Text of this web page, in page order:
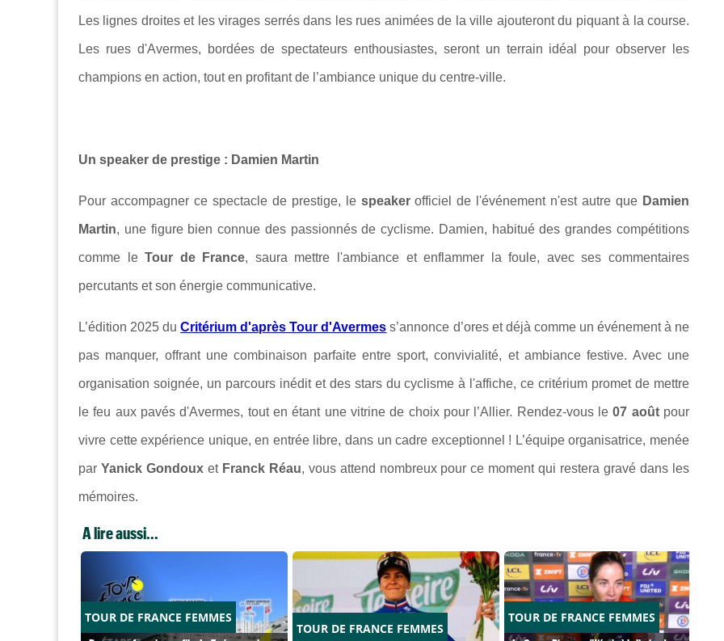
Les lignes droites et les virages serrés dans les rues animées de la ville ajouteront du piquant à la course.
Les rues d'Avermes, bordées de spectateurs enthousiastes, seront un terrain idéal pour observer les
champions en action, tout en profitant de l’ambiance unique du centre-ville.
Un speaker de prestige : Damien Martin
Pour accompagner ce spectacle de prestige, le speakerofficiel de l'événement n'est autre que Damien
Martin, une figure bien connue des passionnés de cyclisme. Damien, habitué des grandes compétitions
comme leTour de France, saura mettre l'ambiance et enflammer la foule, avec ses commentaires
percutants et son énergie communicative.
L’édition 2025 duCritérium d'après Tour d'Avermes s’annonce d’ores et déjà comme un événement à ne
pas manquer, offrant une combinaison parfaite entre sport, convivialité, et ambiance festive. Avec une
organisation soignée, un parcours inédit et des stars du cyclisme à l'affiche, ce critérium promet de mettre
le feu aux pavés d'Avermes, tout en étant une vitrine de choix pour l’Allier. Rendez-vous le07 août pour
vivre cette expérience unique, en entrée libre, dans un cadre exceptionnel ! L’équipe organisatrice, menée
par Yanick Gondouxet Franck Réau, vous attend nombreux pour ce moment qui restera gravé dans les
mémoires.
A lire aussi...
TOUR DE FRANCE FEMMES
TOUR DE FRANCE FEMMES
TOUR DE FRANCE FEMMES